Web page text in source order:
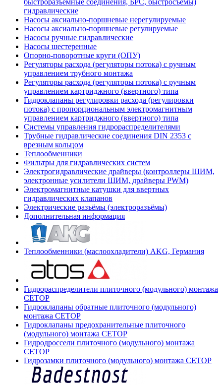
быстроразъемные соединения, БРС, быстросъёмы)
гидравлические
Насосы аксиально-поршневые нерегулируемые
Насосы аксиально-поршневые регулируемые
Насосы ручные гидравлические
Насосы шестеренные
Опорно-поворотные круги (ОПУ)
Регуляторы расхода (регуляторы потока) с ручным
управлением трубного монтажа
Регуляторы расхода (регуляторы потока) с ручным
управлением картриджного (ввертного) типа
Гидроклапаны регулировки расхода (регулировки
потока) с пропорциональным электромагнитным
управлением картриджного (ввертного) типа
Системы управления гидрораспределителями
Трубные гидравлические соединения DIN 2353 с
врезным кольцом
Теплообменники
Фильтры для гидравлических систем
Электрогидравлические драйверы (контроллеры ШИМ,
электронные усилители ШИМ, драйверы PWM)
Электромагнитные катушки для ввертных
гидравлических клапанов
Электрические разъёмы (электроразъёмы)
Дополнительная информация
Теплообменники (маслоохладители) AKG, Германия
Гидрораспределители плиточного (модульного) монтажа
СЕТОР
Гидроклапаны обратные плиточного (модульного)
монтажа CETOP
Гидроклапаны предохранительные плиточного
(модульного) монтажа CETOP
Гидродроссели плиточного (модульного) монтажа
CETOP
Гидрозамки плиточного (модульного) монтажа CETOP